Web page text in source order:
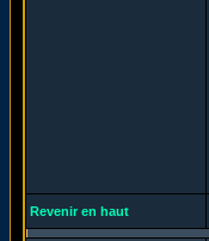
Revenir en haut